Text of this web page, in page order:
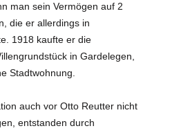
man sein Vermögen auf 2
die er allerdings in
1918 kaufte er die
in Gardelegen,
Stadtwohnung.
auch vor Otto Reutter nicht
entstanden durch